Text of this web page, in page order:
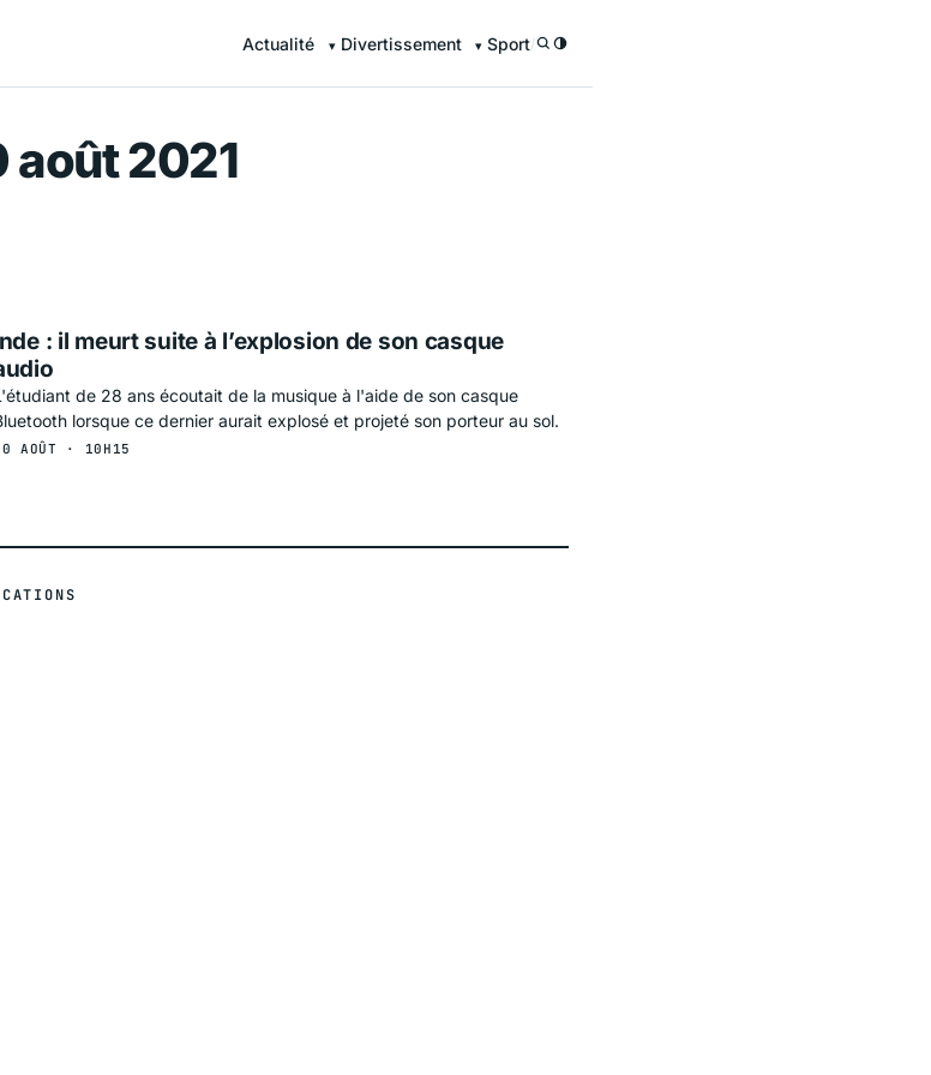
en continu
Actualité Divertissement Sport/
août 2021
: il meurt suite à l’explosion de son casque
de 28 ans écoutait de la musique à l'aide de son casque
lorsque ce dernier aurait explosé et projeté son porteur au sol.
AOÛT · 10H15